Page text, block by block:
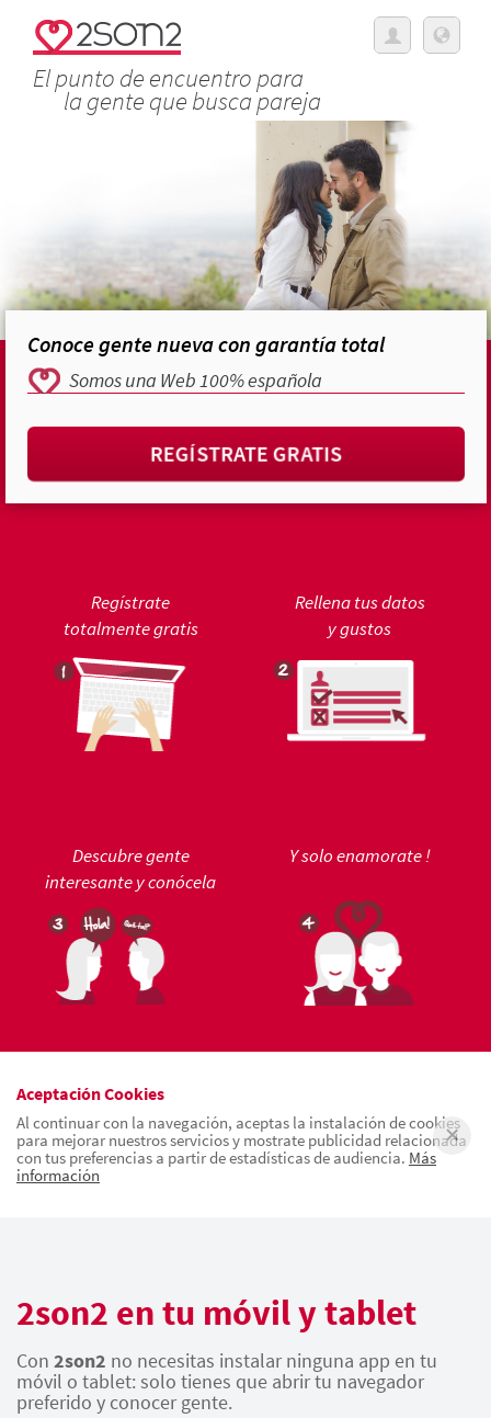
El punto de encuentro para
la gente que busca pareja
Conoce gente nueva con garantía total
Somos una Web 100% española
REGÍSTRATE GRATIS
Regístrate
totalmente gratis
Rellena tus datos
y gustos
Descubre gente
interesante y conócela
Y solo enamorate !
Aceptación Cookies
Al continuar con la navegación, aceptas la instalación de cookies
para mejorar nuestros servicios y mostrate publicidad relacionada
con tus preferencias a partir de estadísticas de audiencia. Más
información
2son2 en tu móvil y tablet
Con 2son2 no necesitas instalar ninguna app en tu
móvil o tablet: solo tienes que abrir tu navegador
preferido y conocer gente.